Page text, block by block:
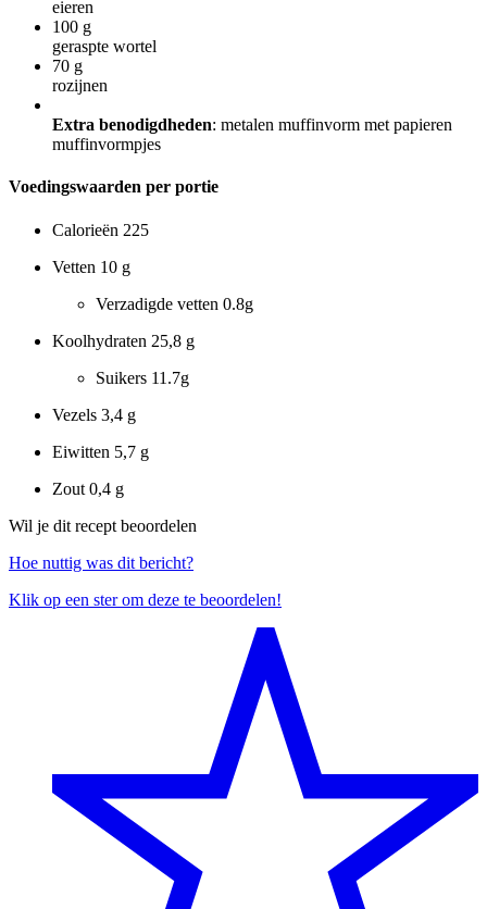
eieren
100 g
geraspte wortel
70 g
rozijnen
Extra benodigdheden: metalen muffinvorm met papieren
muffinvormpjes
Voedingswaarden per portie
Calorieën 225
Vetten 10 g
Verzadigde vetten 0.8g
Koolhydraten 25,8 g
Suikers 11.7g
Vezels 3,4 g
Eiwitten 5,7 g
Zout 0,4 g
Wil je dit recept beoordelen
Hoe nuttig was dit bericht?
Klik op een ster om deze te beoordelen!